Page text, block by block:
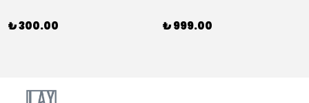
₺ 300.00 ₺ 999.00